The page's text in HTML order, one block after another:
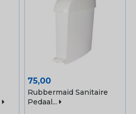
Prijs
75,00
Rubbermaid Sanitaire
Pedaal...